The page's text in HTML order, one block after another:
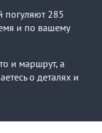
погуляют 285
и по вашему
и маршрут, а
о деталях и